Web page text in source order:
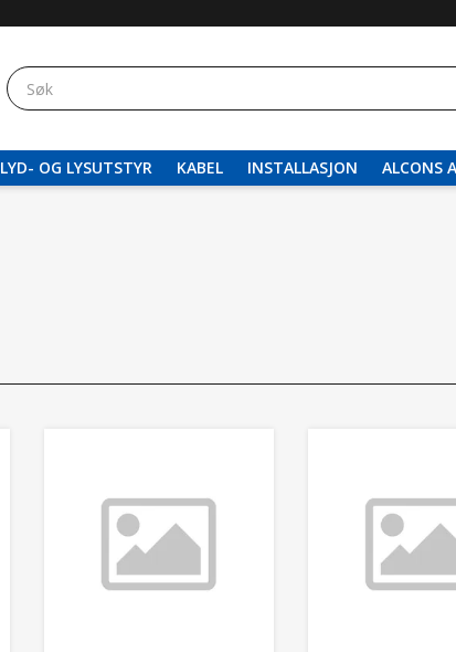
LYD- OG LYSUTSTYR KABEL INSTALLASJON ALCONS